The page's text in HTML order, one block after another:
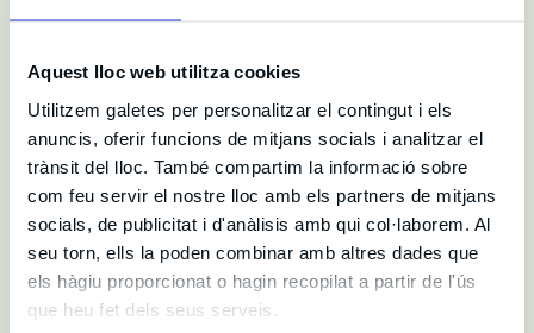
Aquest lloc web utilitza cookies
Utilitzem galetes per personalitzar el contingut i els
anuncis, oferir funcions de mitjans socials i analitzar el
trànsit del lloc. També compartim la informació sobre
com feu servir el nostre lloc amb els partners de mitjans
socials, de publicitat i d'anàlisis amb qui col·laborem. Al
seu torn, ells la poden combinar amb altres dades que
els hàgiu proporcionat o hagin recopilat a partir de l'ús
que heu fet dels seus serveis.
Comentario
Quiero recibir información sobre promociones que me puedan
interesar
Entiendo y acepto lascondicions legals